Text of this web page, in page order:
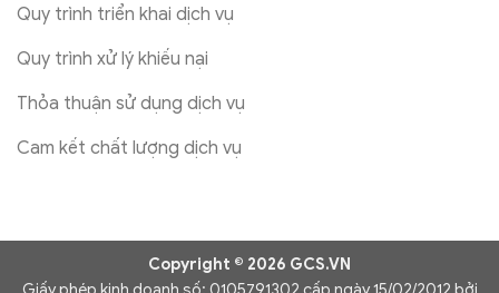
Quy trình triển khai dịch vụ
Quy trình xử lý khiếu nại
Thỏa thuận sử dụng dịch vụ
Cam kết chất lượng dịch vụ
Copyright © 2026 GCS.VN